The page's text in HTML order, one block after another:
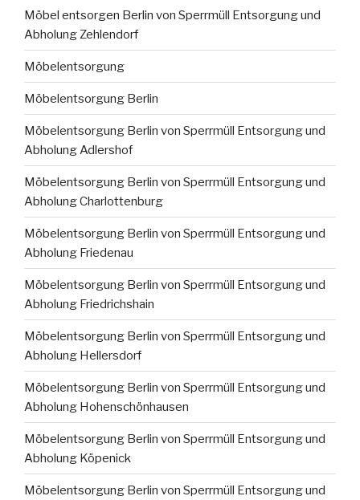
Möbel entsorgen Berlin von Sperrmüll Entsorgung und
Abholung Zehlendorf
Möbelentsorgung
Möbelentsorgung Berlin
Möbelentsorgung Berlin von Sperrmüll Entsorgung und
Abholung Adlershof
Möbelentsorgung Berlin von Sperrmüll Entsorgung und
Abholung Charlottenburg
Möbelentsorgung Berlin von Sperrmüll Entsorgung und
Abholung Friedenau
Möbelentsorgung Berlin von Sperrmüll Entsorgung und
Abholung Friedrichshain
Möbelentsorgung Berlin von Sperrmüll Entsorgung und
Abholung Hellersdorf
Möbelentsorgung Berlin von Sperrmüll Entsorgung und
Abholung Hohenschönhausen
Möbelentsorgung Berlin von Sperrmüll Entsorgung und
Abholung Köpenick
Möbelentsorgung Berlin von Sperrmüll Entsorgung und